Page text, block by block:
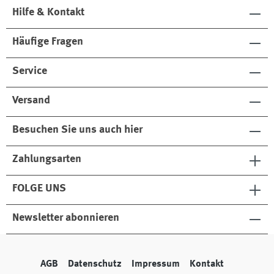
Hilfe & Kontakt
Häufige Fragen
Service
Versand
Besuchen Sie uns auch hier
Zahlungsarten
FOLGE UNS
Newsletter abonnieren
AGB Datenschutz Impressum Kontakt